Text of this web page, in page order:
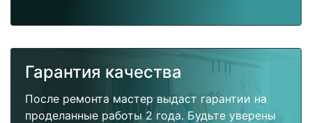
Гарантия качества
После ремонта мастер выдаст гарантии на
проделанные работы 2 года. Будьте уверены